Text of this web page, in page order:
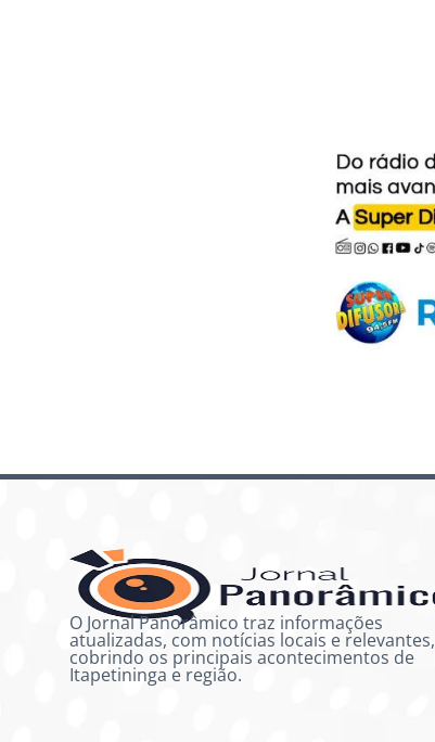
O Jornal Panorâmico traz informações
atualizadas, com notícias locais e relevantes,
cobrindo os principais acontecimentos de
Itapetininga e região.